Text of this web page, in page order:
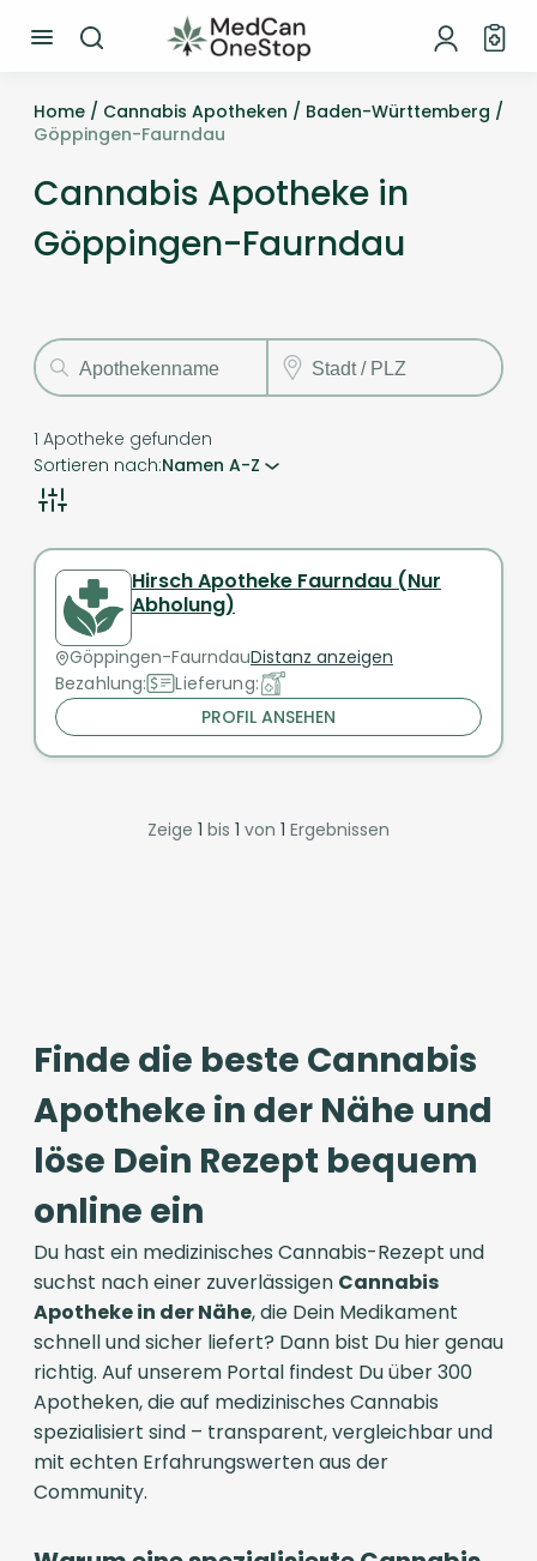
Home / Cannabis Apotheken / Baden-Württemberg /
Göppingen-Faurndau
Cannabis Apotheke in
Göppingen-Faurndau
1 Apotheke gefunden
Sortieren nach:Namen A-Z
Hirsch Apotheke Faurndau (Nur
Abholung)
Göppingen-FaurndauDistanz anzeigen
Bezahlung:
Lieferung:
PROFIL ANSEHEN
Zeige 1 bis 1 von 1 Ergebnissen
Finde die beste Cannabis
Apotheke in der Nähe und
löse Dein Rezept bequem
online ein
Du hast ein medizinisches Cannabis-Rezept und
suchst nach einer zuverlässigen Cannabis
Apotheke in der Nähe, die Dein Medikament
schnell und sicher liefert? Dann bist Du hier genau
richtig. Auf unserem Portal findest Du über 300
Apotheken, die auf medizinisches Cannabis
spezialisiert sind – transparent, vergleichbar und
mit echten Erfahrungswerten aus der
Community.